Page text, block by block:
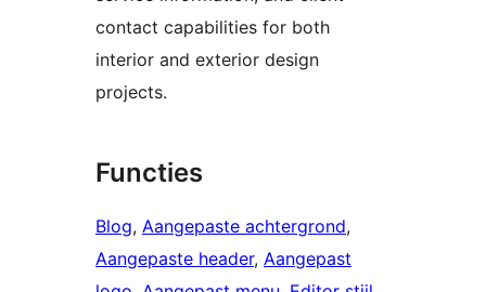
contact capabilities for both
interior and exterior design
projects.
Functies
Blog, Aangepaste achtergrond
Aangepaste header, Aangepast